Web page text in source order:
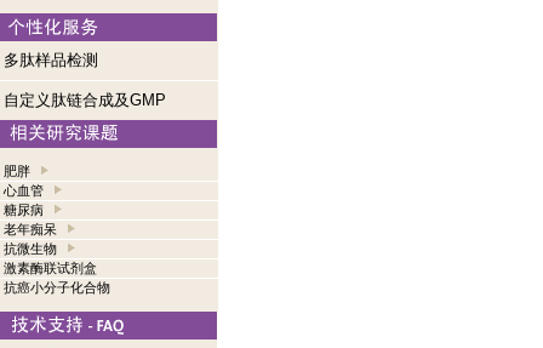
多肽样品检测
自定义肽链合成及GMP
肥胖
心血管
糖尿病
老年痴呆
抗微生物
激素酶联试剂盒
抗癌小分子化合物